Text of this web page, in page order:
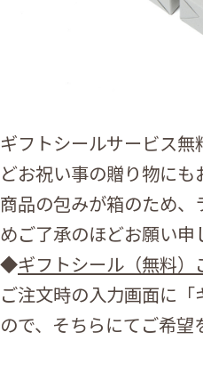
ギフトシールサービス
どお祝い事の贈り物にも
商品の包みが箱のため
めご了承のほどお願い申
◆ギフトシール（無料
ご注文時の入力画面に
ので、そちらにてご希